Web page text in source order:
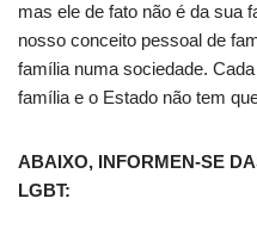
mas ele de fato não é da sua
nosso conceito pessoal de
família numa sociedade.
família e o Estado não tem
ABAIXO, INFORMEN-SE
LGBT: